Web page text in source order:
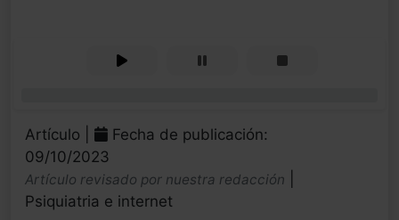
Artículo |
Fecha de publicación:
09/10/2023
Artículo revisado por nuestra redacción
Psiquiatria e internet